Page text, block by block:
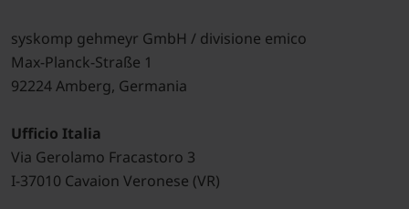
syskomp gehmeyr GmbH / divisione emico
Max-Planck-Straße 1
92224 Amberg, Germania
Ufficio Italia
Via Gerolamo Fracastoro 3
I-37010 Cavaion Veronese (VR)